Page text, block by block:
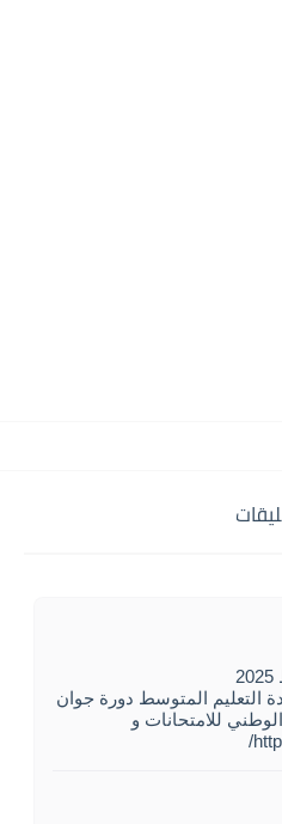
التعليم المتوسط دورة جوان
الوطني للامتحانات و